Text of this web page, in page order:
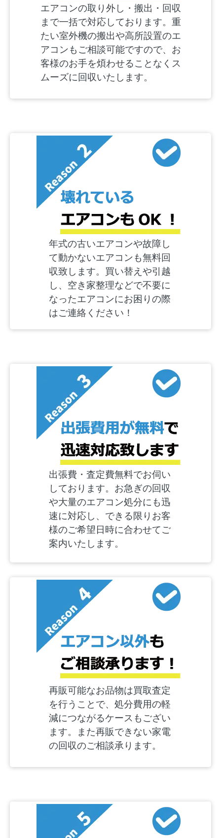
エアコンの取り外し・搬出・回収
まで一括で対応しております。重
たい室外機の搬出や高所設置のエ
アコンもご相談可能ですので、お
客様のお手を煩わせることなくス
ムーズに回収いたします。
年式の古いエアコンや故障し
て動かないエアコンも無料回
収致します。買い替えや引越
し、空き家整理などで不要に
なったエアコンにお困りの際
はご連絡ください！
出張費・査定費無料でお伺い
しております。お急ぎの回収
や大量のエアコン処分にも迅
速に対応し、できる限りお客
様のご希望日時に合わせてご
案内いたします。
再販可能なお品物は買取査定
を行うことで、処分費用の軽
減につながるケースもござい
ます。また再販できない家電
の回収のご相談承ります。